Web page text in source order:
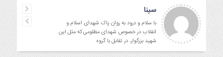
سینا
با سلام و درود به روان پاک شهدای اسلام و
انقلاب در خصوص شهدای مظلومی که مثل این
شهید بزرگوار، در تقابل با گروه